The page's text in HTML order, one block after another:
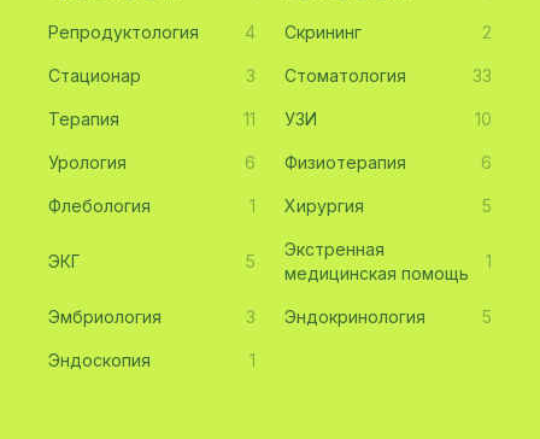
Репродуктология 4 Скрининг 2
Стационар 3 Стоматология 33
Терапия 11 УЗИ 10
Урология 6 Физиотерапия 6
Флебология 1 Хирургия 5
ЭКГ 5
Экстренная
медицинская помощь
1
Эмбриология 3 Эндокринология 5
Эндоскопия 1